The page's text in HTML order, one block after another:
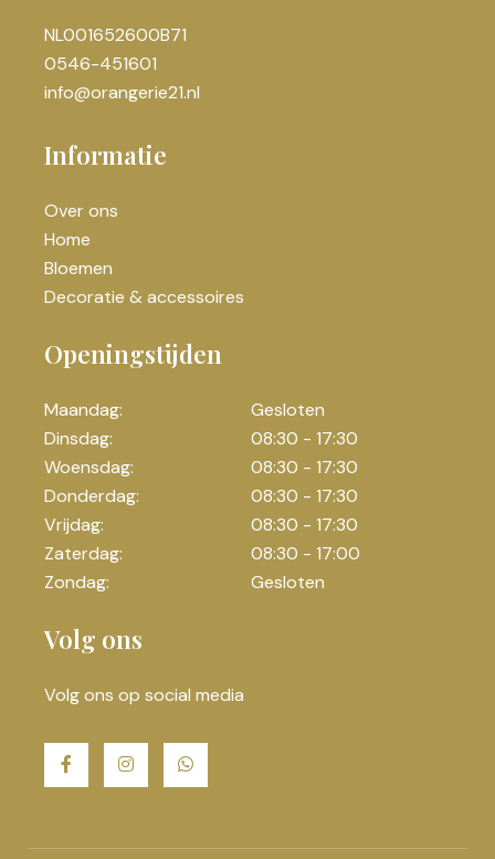
NL001652600B71
0546-451601
info@orangerie21.nl
Informatie
Over ons
Home
Bloemen
Decoratie & accessoires
Openingstijden
Maandag:
Gesloten
Dinsdag:
08:30 - 17:30
Woensdag:
08:30 - 17:30
Donderdag:
08:30 - 17:30
Vrijdag:
08:30 - 17:30
Zaterdag:
08:30 - 17:00
Zondag:
Gesloten
Volg ons
Volg ons op social media